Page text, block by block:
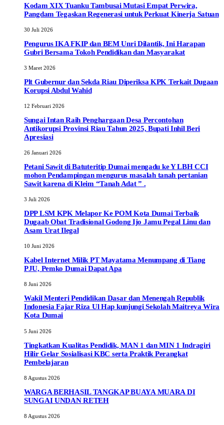
Kodam XIX Tuanku Tambusai Mutasi Empat Perwira,
Pangdam Tegaskan Regenerasi untuk Perkuat Kinerja Satuan
30 Juli 2026
Pengurus IKA FKIP dan BEM Unri Dilantik, Ini Harapan
Gubri Bersama Tokoh Pendidikan dan Masyarakat
3 Maret 2026
Plt Gubernur dan Sekda Riau Diperiksa KPK Terkait Dugaan
Korupsi Abdul Wahid
12 Februari 2026
Sungai Intan Raih Penghargaan Desa Percontohan
Antikorupsi Provinsi Riau Tahun 2025, Bupati Inhil Beri
Apresiasi
26 Januari 2026
Petani Sawit di Batuteritip Dumai mengadu ke Y LBH CCI
mohon Pendampingan mengurus masalah tanah pertanian
Sawit karena di Kleim “Tanah Adat ” .
3 Juli 2026
DPP LSM KPK Melapor Ke POM Kota Dumai Terbaik
Dugaab Obat Tradisional Godong Ijo Jamu Pegal Linu dan
Asam Urat Ilegal
10 Juni 2026
Kabel Internet Milik PT Mayatama Menumpang di Tiang
PJU, Pemko Dumai Dapat Apa
8 Juni 2026
Wakil Menteri Pendidikan Dasar dan Menengah Republik
Indonesia Fajar Riza Ul Hap kunjungi Sekolah Maitreya Wira
Kota Dumai
5 Juni 2026
Tingkatkan Kualitas Pendidik, MAN 1 dan MIN 1 Indragiri
Hilir Gelar Sosialisasi KBC serta Praktik Perangkat
Pembelajaran
8 Agustus 2026
WARGA BERHASIL TANGKAP BUAYA MUARA DI
SUNGAI UNDAN RETEH
8 Agustus 2026